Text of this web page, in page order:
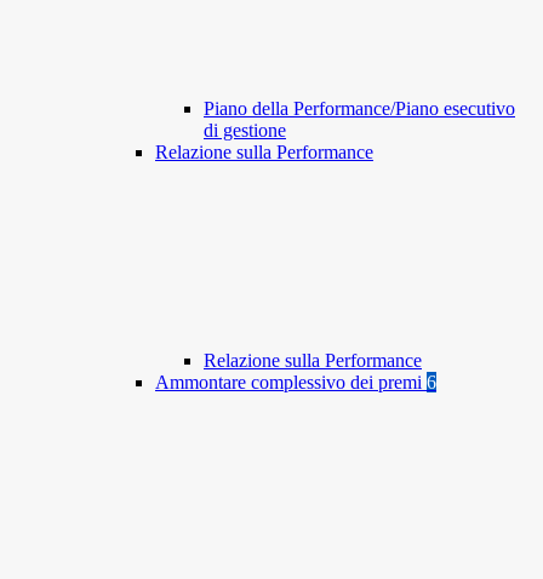
Piano della Performance/Piano esecutivo
di gestione
Relazione sulla Performance
Relazione sulla Performance
Ammontare complessivo dei premi 6